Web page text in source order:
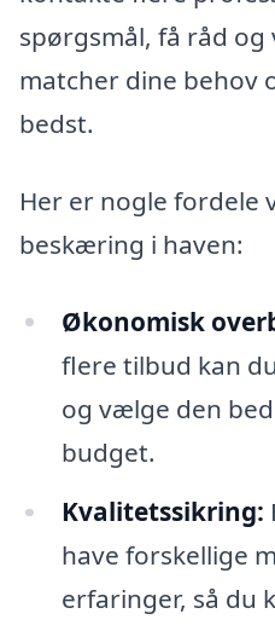
spørgsmål, få råd
matcher dine behov
bedst.
Her er nogle fordele
beskæring i haven:
Økonomisk
flere tilbud kan
og vælge den
budget.
Kvalitetssikring:
have forskellige
erfaringer, så du